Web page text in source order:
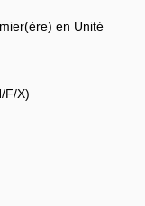
en Unité
F/X)